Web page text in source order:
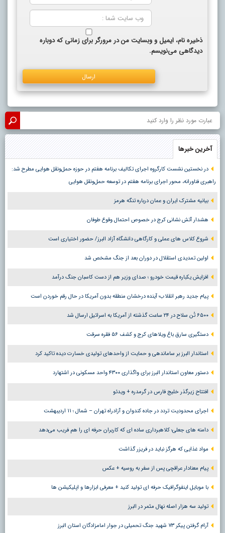
ذخیره نام، ایمیل و وبسایت من در مرورگر برای زمانی که دوباره
دیدگاهی می‌نویسم.
آخرین خبرها
در نخستین نشست کارگروه اجرای تکالیف برنامه هفتم در حوزه حمل‌ونقل هوایی مطرح شد:
راهبری فناورانه، محور اجرای برنامه هفتم در توسعه حمل‌ونقل هوایی
بیانیه مشترک ایران و عمان درباره تنگه هرمز
هشدار آتش نشانی کرج در خصوص احتمال وقوع طوفان
شروع کلاس های عملی و کارگاهی دانشگاه آزاد البرز/ حضور اختیاری است
اولین تمدیدی استقلال در دوران بعد از جنگ مشخص شد
افزایش یکباره قیمت خودرو ؛ صدای وزیر هم از دست کاسبان جنگ درآمد
پیام جدید رهبر انقلاب؛ آینده درخشان منطقه بدون آمریکا در حال رقم خوردن است
۶۵۰۰ تُن سلاح در ۲۴ ساعت گذشته از آمریکا به اسرائیل ارسال شد
دستگیری سارق باغ ویلاهای کرج و کشف ۵۶ فقره سرقت
استاندار البرز بر ساماندهی و حمایت از واحدهای تولیدی خسارت دیده تاکید کرد
دستور معاون استاندار البرز برای واگذاری ۴۳۰۰ واحد مسکونی در اشتهارد
افتتاح زیرگذر خلیج فارس در گرمدره + ویدئو
اجرای محدودیت تردد در جاده کندوان و آزادراه تهران – شمال ؛ ١١ اردیبهشت
دامنه های جعلی؛ کلاهبرداری ساده ای که کاربران حرفه ای را هم فریب می‌دهد
مواد غذایی که هرگز نباید در فریزر گذاشت
پیام معنادار عراقچی پس از سفر به روسیه + عکس
با موبایل اینفوگرافیک حرفه ای تولید کنید + معرفی ابزارها و اپلیکیشن ها
تولید سه هزار اصله نهال مثمر در البرز
آرام گرفتن پیکر ۷۳ شهید جنگ تحمیلی در جوار امامزادگان استان البرز